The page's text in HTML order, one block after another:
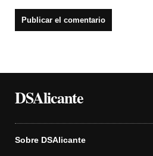
DSAlicante
Sobre DSAlicante